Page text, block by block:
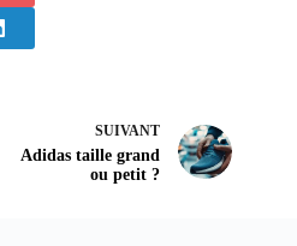
SUIVANT
Adidas taille grand
ou petit ?